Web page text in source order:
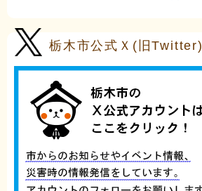
栃木市公式Ｘ(旧Twitter)